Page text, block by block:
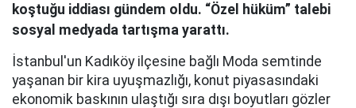
koştuğu iddiası gündem oldu. “Özel hüküm” talebi
sosyal medyada tartışma yarattı.
İstanbul'un Kadıköy ilçesine bağlı Moda semtinde
yaşanan bir kira uyuşmazlığı, konut piyasasındaki
ekonomik baskının ulaştığı sıra dışı boyutları gözler